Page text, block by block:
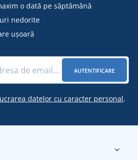
o dată pe săptămână
nedorite
ușoară
AUTENTIFICARE
datelor cu caracter personal.